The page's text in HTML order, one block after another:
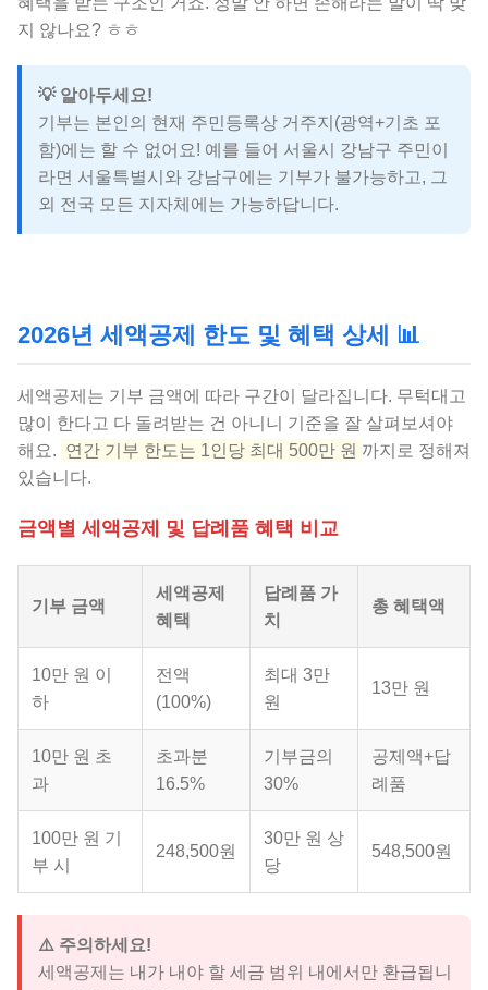
지 않나요? ㅎㅎ
💡 알아두세요!
기부는 본인의 현재 주민등록상 거주지(광역+기초 포
함)에는 할 수 없어요! 예를 들어 서울시 강남구 주민이
라면 서울특별시와 강남구에는 기부가 불가능하고, 그
외 전국 모든 지자체에는 가능하답니다.
2026년 세액공제 한도 및 혜택 상세 📊
세액공제는 기부 금액에 따라 구간이 달라집니다. 무턱대고
많이 한다고 다 돌려받는 건 아니니 기준을 잘 살펴보셔야
해요. 연간 기부 한도는 1인당 최대 500만 원 까지로 정해져
있습니다.
금액별 세액공제 및 답례품 혜택 비교
기부 금액
세액공제
혜택
답례품 가
치
총 혜택액
10만 원 이
하
전액
(100%)
최대 3만
원
13만 원
10만 원 초
과
초과분
16.5%
기부금의
30%
공제액+답
례품
100만 원 기
부 시
248,500원
30만 원 상
당
548,500원
⚠️ 주의하세요!
세액공제는 내가 내야 할 세금 범위 내에서만 환급됩니